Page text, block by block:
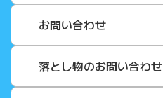
お問い合わせ
落とし物のお問い合わせ